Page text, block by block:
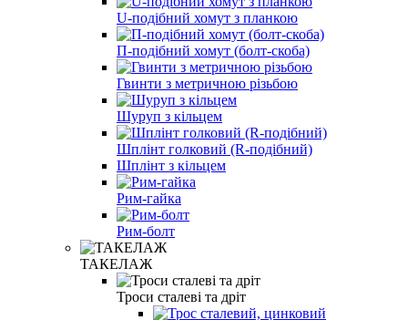
U-подібний хомут з планкою
П-подібний хомут (болт-скоба)
Гвинти з метричною різьбою
Шуруп з кільцем
Шплінт голковий (R-подібний)
Шплінт з кільцем
Рим-гайка
Рим-болт
ТАКЕЛАЖ
Троси сталеві та дріт